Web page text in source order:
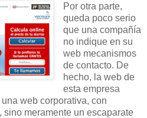
Por otra parte,
queda poco serio
que una compañía
no indique en su
web mecanismos
de contacto. De
hecho, la web de
esta empresa
web corporativa, con
sino meramente un escaparate